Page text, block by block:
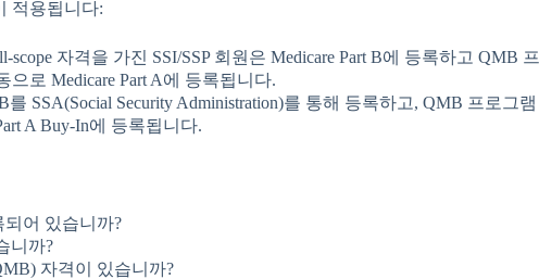
적용됩니다:
scope 자격을 가진 SSI/SSP 회원은 Medicare Part B에 등록하고 QMB 프
로 Medicare Part A에 등록됩니다.
를 SSA(Social Security Administration)를 통해 등록하고, QMB 프로그램
A Buy-In에 등록됩니다.
되어 있습니까?
니까?
자격이 있습니까?